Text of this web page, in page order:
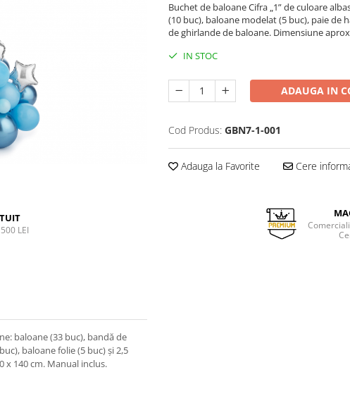
Buchet de baloane Cifra „1” de culoare
(10 buc), baloane modelat (5 buc), paie de
de ghirlande de baloane. Dimensiune
IN STOC
ADAUGA IN
Cod Produs: GBN7-1-001
Adauga la Favorite Cere
LEI
baloane (33 buc), bandă de
baloane folie (5 buc) și 2,5
x 140 cm. Manual inclus.